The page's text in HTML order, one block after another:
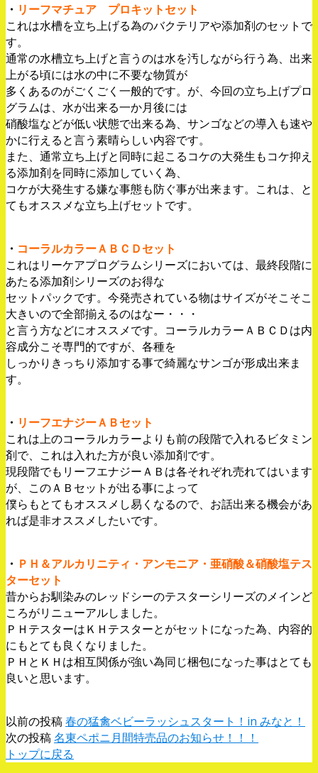
・ リーフマチュア プロキットセット
これは水槽を立ち上げる為のバクテリアや添加剤のセットで
す。
通常の水槽立ち上げと言うのは水を汚しながら行う為、出来
上がる頃には水の中に不要な物質が
多くあるのがごくごく一般的です。が、今回の立ち上げプロ
グラムは、水が出来る一か月後には
硝酸塩などが低い状態で出来る為、サンゴなどの導入も速や
かに行えると言う素晴らしい内容です。
また、通常立ち上げと同時に起こるコケの大発生もコケ抑え
る添加剤を同時に添加していく為、
コケが大発生する嫌な事態も防ぐ事が出来ます。これは、と
てもオススメな立ち上げセットです。
・ コーラルカラーＡＢＣＤセット
これはリーケアプログラムシリーズにおいては、最終段階に
あたる添加剤シリーズのお得な
セットパックです。今発売されている物はサイズがそこそこ
大きいので全部揃えるのはなー・・・
と言う方などにオススメです。コーラルカラーＡＢＣＤは内
容成分こそ専門的ですが、各種を
しっかりきっちり添加する事で綺麗なサンゴが形成出来ま
す。
・ リーフエナジーＡＢセット
これは上のコーラルカラーよりも前の段階で入れるビタミン
剤で、これは入れた方が良い添加剤です。
現段階でもリーフエナジーＡＢは各それぞれ売れてはいます
が、このＡＢセットが出る事によって
僕らもとてもオススメし易くなるので、お話出来る機会があ
れば是非オススメしたいです。
・ ＰＨ＆アルカリニティ・アンモニア・亜硝酸＆硝酸塩テス
ターセット
昔からお馴染みのレッドシーのテスターシリーズのメインど
ころがリニューアルしました。
ＰＨテスターはＫＨテスターとがセットになった為、内容的
にもとても良くなりました。
ＰＨとＫＨは相互関係が強い為同じ梱包になった事はとても
良いと思います。
以前の投稿春の猛禽ベビーラッシュスタート！in みなと！
次の投稿名東ペポニ月間特売品のお知らせ！！！
トップに戻る